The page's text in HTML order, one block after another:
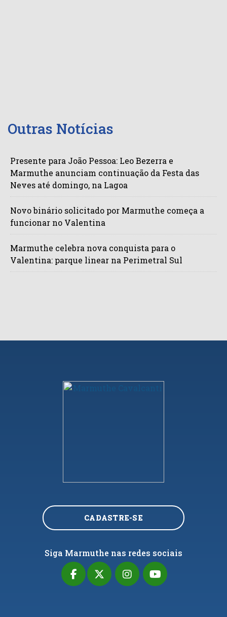
Outras Notícias
Presente para João Pessoa: Leo Bezerra e
Marmuthe anunciam continuação da Festa das
Neves até domingo, na Lagoa
Novo binário solicitado por Marmuthe começa a
funcionar no Valentina
Marmuthe celebra nova conquista para o
Valentina: parque linear na Perimetral Sul
CADASTRE-SE
Siga Marmuthe nas redes sociais